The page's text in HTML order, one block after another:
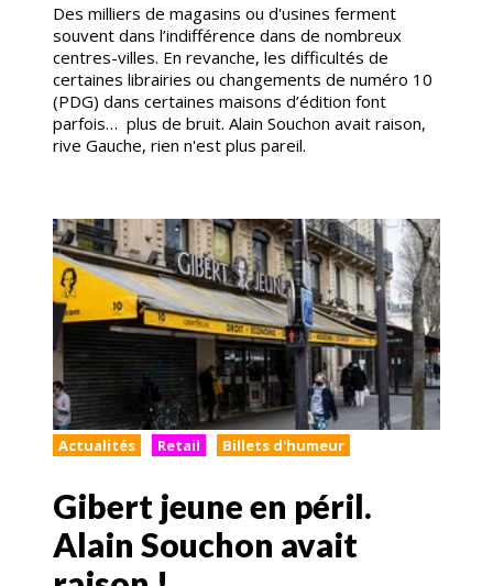
Des milliers de magasins ou d'usines ferment
souvent dans l’indifférence dans de nombreux
centres-villes. En revanche, les difficultés de
certaines librairies ou changements de numéro 10
(PDG) dans certaines maisons d’édition font
parfois… plus de bruit. Alain Souchon avait raison,
rive Gauche, rien n'est plus pareil.
Actualités Retail Billets d'humeur
Gibert jeune en péril.
Alain Souchon avait